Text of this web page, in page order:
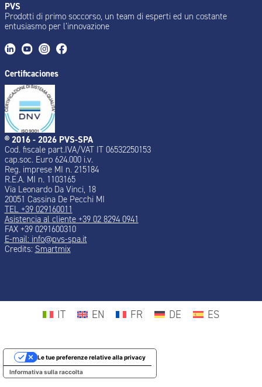
PVS
Prodotti di primo soccorso, un team di esperti ed un costante
entusiasmo per l’innovazione
Certificaciones
® 2016 - 2026 PVS-SPA
Cod. fiscale part.IVA/VAT IT 06532250153
cap.soc. Euro 624.000 i.v.
Reg. imprese MI n. 215184
R.E.A. MI n. 1103165
Via Leonardo Da Vinci, 18
20051 Cassina De Pecchi MI
TEL +39 029160011
Asistencia al cliente +39 02 8294 0941
FAX +39 0291600310
E-mail: info@pvs-spa.it
Credits: Smartmix
IT EN FR DE ES
Informativa sulla raccolta
Le tue preferenze relative alla privacy